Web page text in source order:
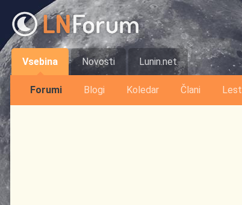
Vsebina
Forumi Blogi Koledar Člani
Novosti Lunin.net